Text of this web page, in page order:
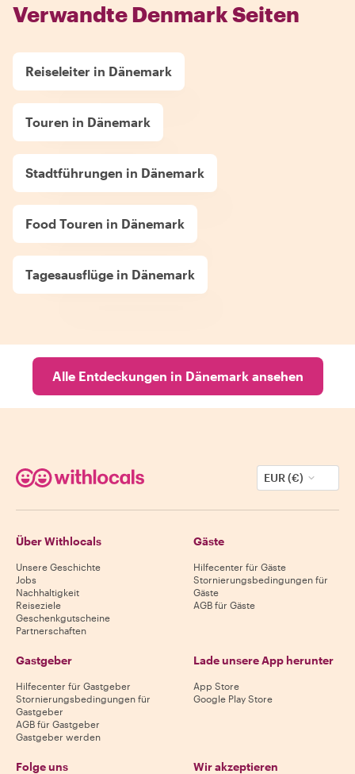
Verwandte Denmark Seiten
Reiseleiter in Dänemark
Touren in Dänemark
Stadtführungen in Dänemark
Food Touren in Dänemark
Tagesausflüge in Dänemark
Alle Entdeckungen in Dänemark ansehen
EUR (€)
Über Withlocals
Unsere Geschichte
Jobs
Nachhaltigkeit
Reiseziele
Geschenkgutscheine
Partnerschaften
Gäste
Hilfecenter für Gäste
Stornierungsbedingungen für
Gäste
AGB für Gäste
Gastgeber
Hilfecenter für Gastgeber
Stornierungsbedingungen für
Gastgeber
AGB für Gastgeber
Gastgeber werden
Lade unsere App herunter
App Store
Google Play Store
Folge uns Wir akzeptieren